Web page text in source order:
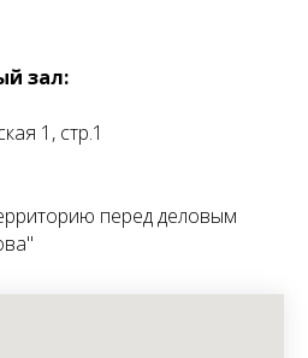
зал:
1, стр.1
перед деловым